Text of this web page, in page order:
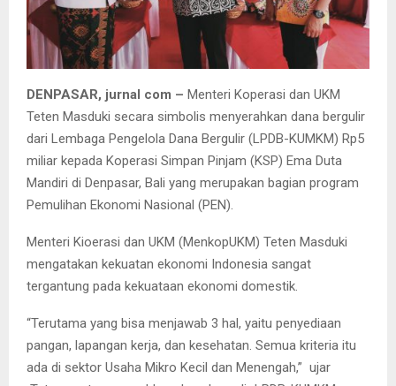
DENPASAR, jurnal com – Menteri Koperasi dan UKM
Teten Masduki secara simbolis menyerahkan dana bergulir
dari Lembaga Pengelola Dana Bergulir (LPDB-KUMKM) Rp5
miliar kepada Koperasi Simpan Pinjam (KSP) Ema Duta
Mandiri di Denpasar, Bali yang merupakan bagian program
Pemulihan Ekonomi Nasional (PEN).
Menteri Kioerasi dan UKM (MenkopUKM) Teten Masduki
mengatakan kekuatan ekonomi Indonesia sangat
tergantung pada kekuataan ekonomi domestik.
“Terutama yang bisa menjawab 3 hal, yaitu penyediaan
pangan, lapangan kerja, dan kesehatan. Semua kriteria itu
ada di sektor Usaha Mikro Kecil dan Menengah,” ujar